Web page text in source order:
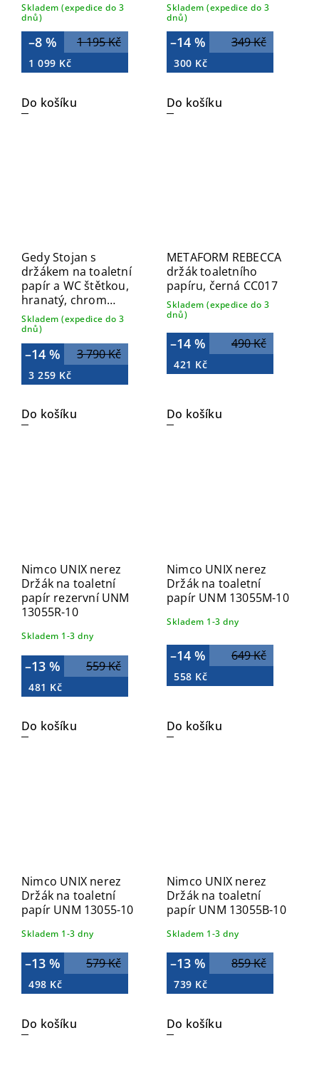
Skladem (expedice do 3
dnů)
1 195 Kč
–8 %
1 099 Kč
Do košíku
Skladem (expedice do 3
dnů)
349 Kč
–14 %
300 Kč
Do košíku
Gedy Stojan s
držákem na toaletní
papír a WC štětkou,
hranatý, chrom
783213
Skladem (expedice do 3
dnů)
3 790 Kč
–14 %
3 259 Kč
Do košíku
METAFORM REBECCA
držák toaletního
papíru, černá CC017
Skladem (expedice do 3
dnů)
490 Kč
–14 %
421 Kč
Do košíku
Nimco UNIX nerez
Držák na toaletní
papír rezervní UNM
13055R-10
Skladem 1-3 dny
559 Kč
–13 %
481 Kč
Do košíku
Nimco UNIX nerez
Držák na toaletní
papír UNM 13055M-10
Skladem 1-3 dny
649 Kč
–14 %
558 Kč
Do košíku
Nimco UNIX nerez
Držák na toaletní
papír UNM 13055-10
Skladem 1-3 dny
579 Kč
–13 %
498 Kč
Do košíku
Nimco UNIX nerez
Držák na toaletní
papír UNM 13055B-10
Skladem 1-3 dny
859 Kč
–13 %
739 Kč
Do košíku